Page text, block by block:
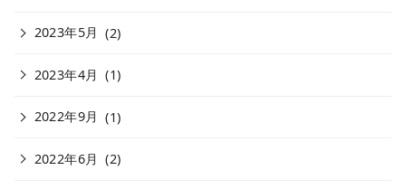
2023年5月 (2)
2023年4月 (1)
2022年9月 (1)
2022年6月 (2)